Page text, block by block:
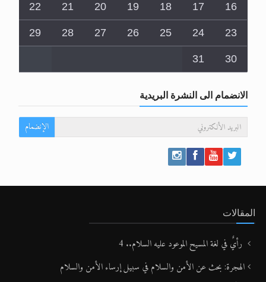
16
17
18
19
20
21
22
23
24
25
26
27
28
29
30
31
الانضمام الى النشرة البريدية
الإنضمام
المقالات
رأيٌ في لغة المسيح الموعود عليه السلام.. 4
الهجرة: بحث عن الأمن والسلام في سبيل إرساء الأمن والسلام